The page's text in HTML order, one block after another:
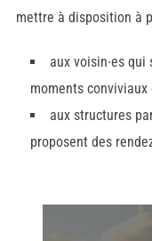
mettre à disposition à
aux voisin∙es
moments
aux structures
proposent des